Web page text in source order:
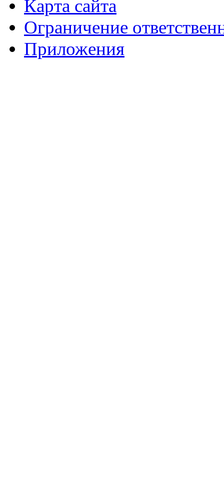
Карта сайта
Ограничение
Приложения